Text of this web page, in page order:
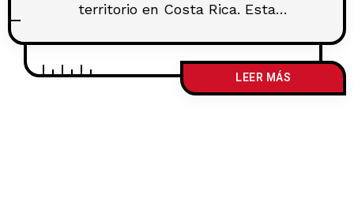
territorio en Costa Rica. Esta
país y limita con Nicaragua en su parte
norte, con Limón al este, con San José
al Sur y con Alajuela en el oeste. Con
una extensión de 2656.98 Kilómetros
LEER MÁS